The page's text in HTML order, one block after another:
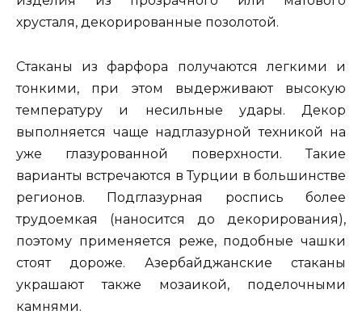
хрусталя, декорированные позолотой.
Стаканы из фарфора получаются легкими и
тонкими, при этом выдерживают высокую
температуру и несильные удары. Декор
выполняется чаще надглазурной техникой на
уже глазурованной поверхности. Такие
варианты встречаются в Турции в большинстве
регионов. Подглазурная роспись более
трудоемкая (наносится до декорирования),
поэтому применяется реже, подобные чашки
стоят дороже. Азербайджанские стаканы
украшают также мозаикой, поделочными
камнями.